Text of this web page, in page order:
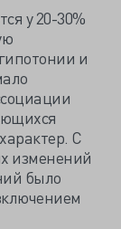
у 20-30%
и
С
изменений
было